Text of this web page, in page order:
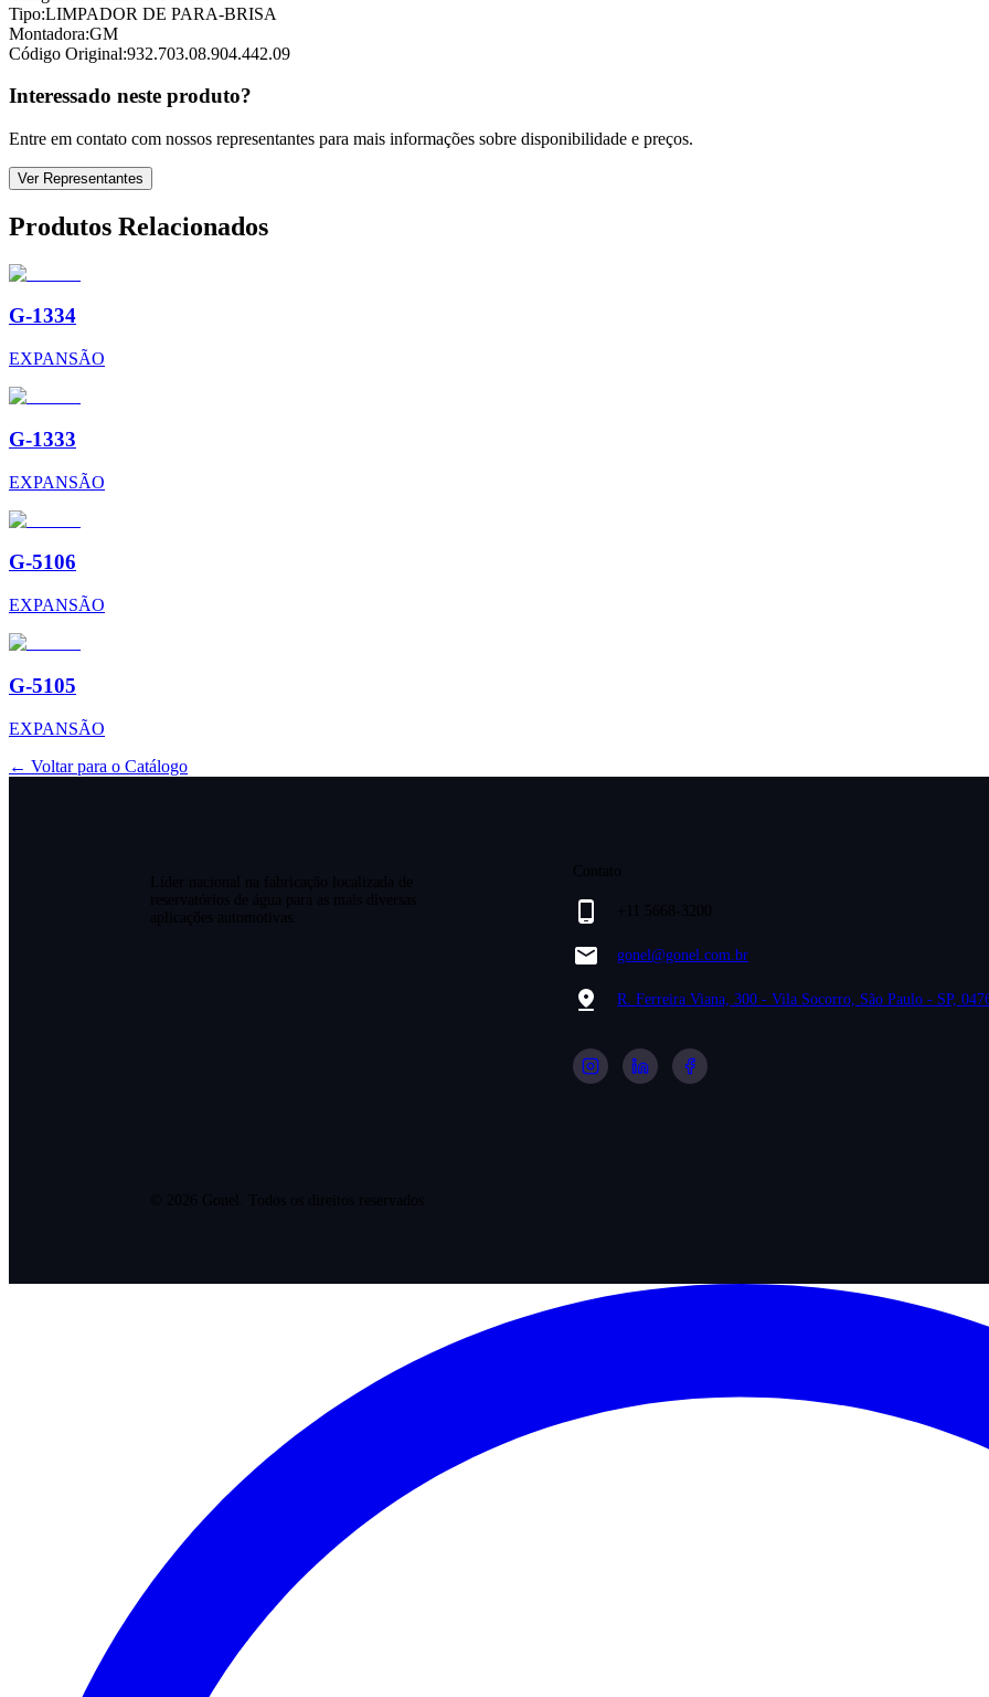
Tipo:LIMPADOR DE PARA-BRISA
Montadora:GM
Código Original:932.703.08.904.442.09
Interessado neste produto?
Entre em contato com nossos representantes para mais informações sobre disponibilidade e preços.
Ver Representantes
Produtos Relacionados
G-1334
EXPANSÃO
G-1333
EXPANSÃO
G-5106
EXPANSÃO
G-5105
EXPANSÃO
← Voltar para o Catálogo
gonel@gonel.com.br
R. Ferreira Viana, 300 - Vila Socorro, São Paulo - SP,